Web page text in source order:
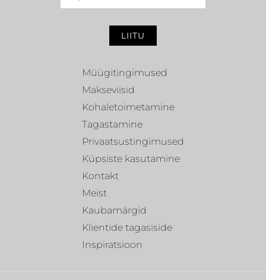
LIITU
Müügitingimused
Makseviisid
Kohaletoimetamine
Tagastamine
Privaatsustingimused
Küpsiste kasutamine
Kontakt
Meist
Kaubamärgid
Klientide tagasiside
Inspiratsioon